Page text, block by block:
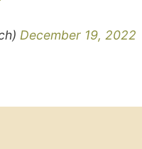
December 19, 2022